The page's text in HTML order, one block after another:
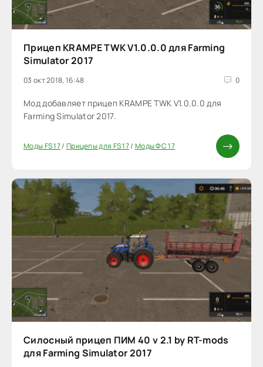
Прицеп KRAMPE TWK V1.0.0.0 для Farming
Simulator 2017
03 окт 2018, 16:48 0
Мод добавляет прицеп KRAMPE TWK V1.0.0.0 для
Farming Simulator 2017.
Моды FS 17/ Прицепы для FS 17/ Моды ФС 17
Силосный прицеп ПИМ 40 v 2.1 by RT-mods
для Farming Simulator 2017